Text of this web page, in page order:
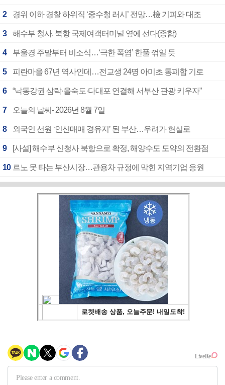
2 경위 이하 경찰 하위직 ‘중수청 러시’ 전망…檢 기피와 대조
3 해수부 청사, 북항 국제여객터미널 옆에 선다(종합)
4 부울경 주말부터 비소식…‘극한 폭염’ 한풀 꺾일 듯
5 피란마을 67년 역사인데…전교생 24명 아미초 통폐합 기로
6 “낙동강권 삼락·을숙도·다대포 연결해 서부산 관광 키우자”
7 오늘의 날씨- 2026년 8월 7일
8 외국인 선원 ‘인신매매 경유지’ 된 부산…우려가 현실로
9 [사설] 해수부 신청사 북항으로 확정, 해양수도 도약의 전환점
10 르노 못 타는 부산시장…관용차 규정에 막힌 지역기업 응원